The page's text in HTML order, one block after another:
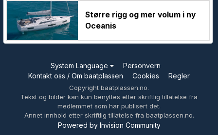
Større rigg og mer volum i ny
Oceanis
System Language
Personvern
Kontakt oss / Om baatplassen
Cookies Regler
Copyright baatplassen.no.
Tekst og bilder kan kun benyttes etter skriftlig tillatelse fra
medlemmet som har publisert det.
Annet innhold etter skriftlig tillatelse fra baatplassen.no.
Powered by Invision Community